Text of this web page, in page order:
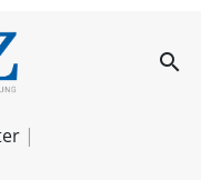
– search